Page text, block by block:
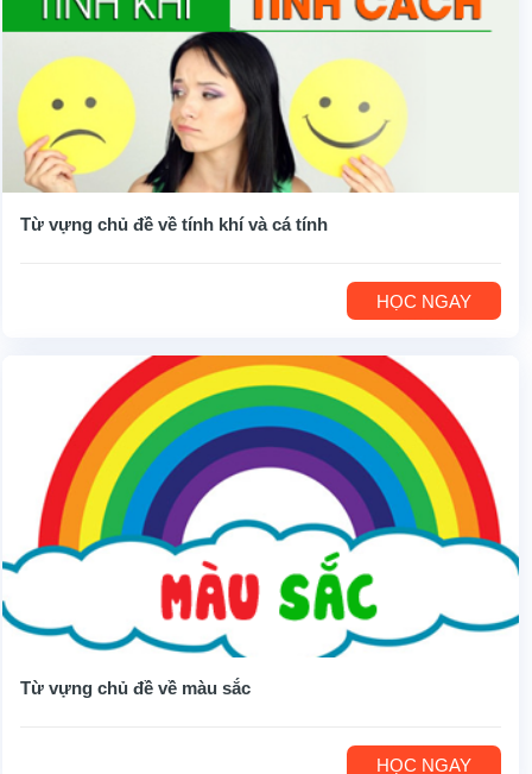
Từ vựng chủ đề về tính khí và cá tính
HỌC NGAY
Từ vựng chủ đề về màu sắc
HỌC NGAY